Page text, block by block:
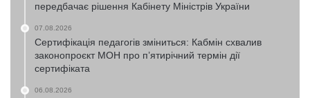
передбачає рішення Кабінету Міністрів України
07.08.2026
Сертифікація педагогів зміниться: Кабмін схвалив
законопроєкт МОН про п’ятирічний термін дії
сертифіката
06.08.2026